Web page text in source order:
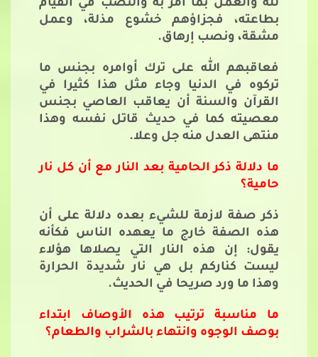
لله والعمل بما أمر به والنصب في القيام
بطاعته، فجزاؤهم خشوع مذلة، وعمل
مشقة، ونصب إرهاق.
فعاقبهم الله على ترك أوامره بجنس ما
تركوه في الدنيا وجاء مثل هذا كثيرا في
القرآن والسنة أن يعاقب العاصي بجنس
معصيته كما في حديث قاتل نفسه وهذا
منتهى العدل منه جل وعلا.
ما دلالة ذكر الحامية بعد النار مع أن كل نار
حامية؟
ذكر صفة لازمة للشيء بعده دلالة على أن
هذه الصفة خارج ما يعهده الناس فكأنه
يقول: إن هذه النار التي يصلاها هؤلاء
ليست كناركم بل هي نار شديدة الحرارة
وهذا ما ورد صريحا في الحديث.
ما مناسبة ترتيب هذه الأوصاف ابتداء
بوصف الوجوه وانتهاء بالشراب والطعام؟